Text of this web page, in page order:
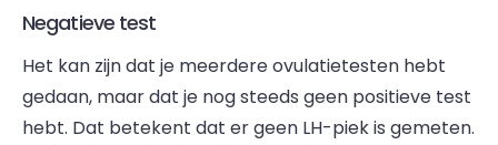
Negatieve test
Het kan zijn dat je meerdere ovulatietesten hebt
gedaan, maar dat je nog steeds geen positieve test
hebt. Dat betekent dat er geen LH-piek is gemeten.